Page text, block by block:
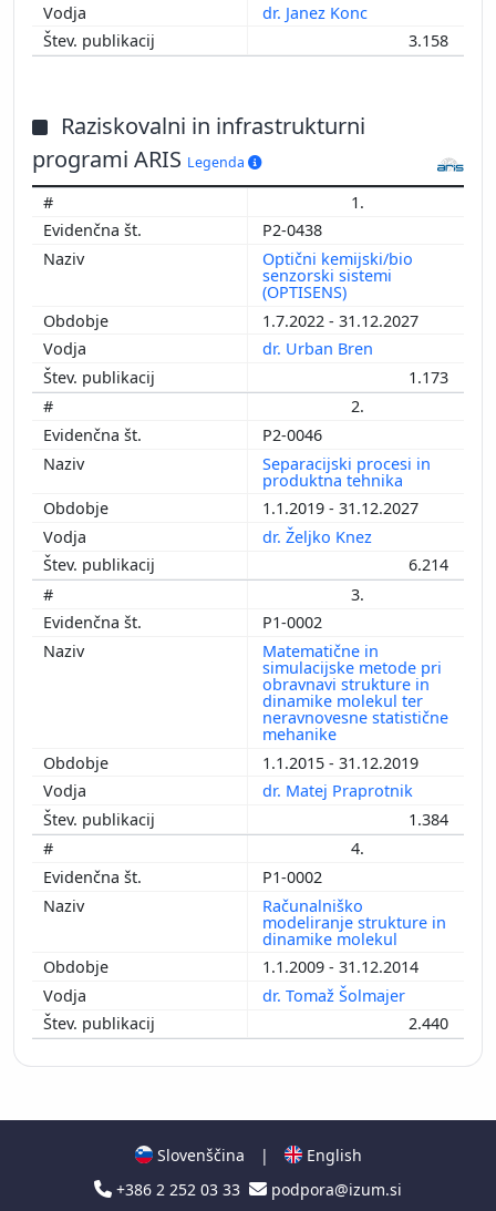
dr. Janez Konc
3.158
Raziskovalni in infrastrukturni
programi ARIS Legenda
1.
P2-0438
Optični kemijski/bio
senzorski sistemi
(OPTISENS)
1.7.2022 - 31.12.2027
dr. Urban Bren
1.173
2.
P2-0046
Separacijski procesi in
produktna tehnika
1.1.2019 - 31.12.2027
dr. Željko Knez
6.214
3.
P1-0002
Matematične in
simulacijske metode pri
obravnavi strukture in
dinamike molekul ter
neravnovesne statistične
mehanike
1.1.2015 - 31.12.2019
dr. Matej Praprotnik
1.384
4.
P1-0002
Računalniško
modeliranje strukture in
dinamike molekul
1.1.2009 - 31.12.2014
dr. Tomaž Šolmajer
2.440
Slovenščina |
English
+386 2 252 03 33
podpora@izum.si